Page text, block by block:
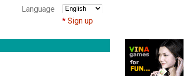
Language
Sign up